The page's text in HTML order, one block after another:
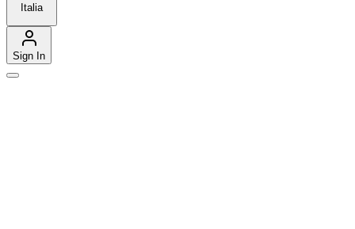
Italia
Sign In